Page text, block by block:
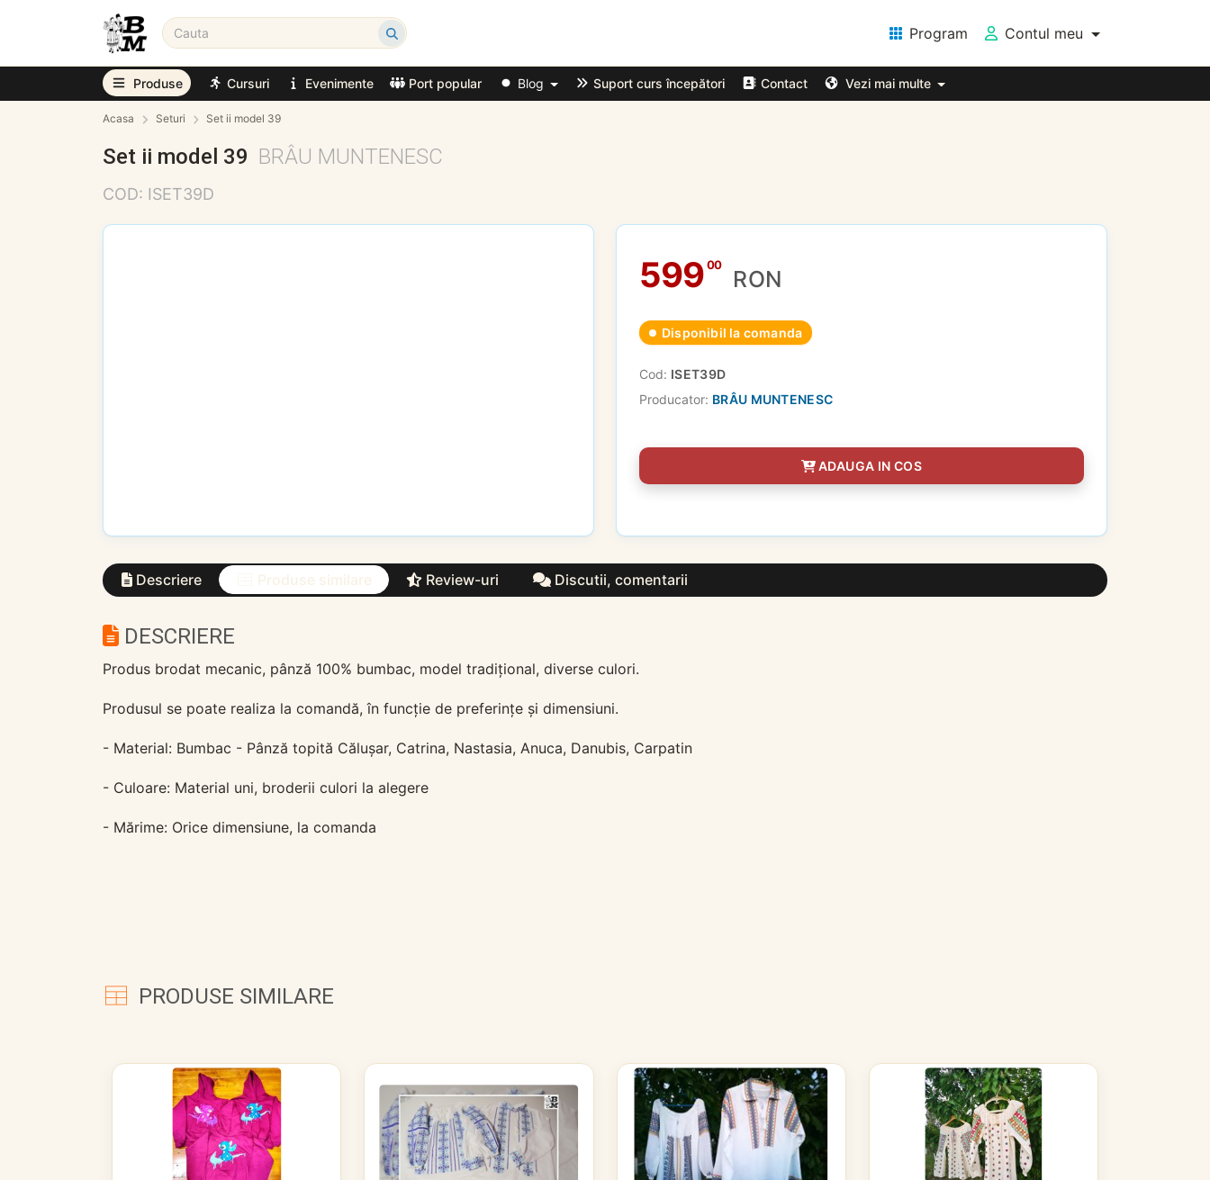
Program Contul meu
Produse Cursuri Evenimente Port popular Blog Suport curs începători Contact Vezi mai multe
Acasa Seturi Set ii model 39
Set ii model 39 BRÂU MUNTENESC
COD: ISET39D
59900
RON
Disponibil la comanda
Cod: ISET39D
Producator: BRÂU MUNTENESC
ADAUGA IN COS
Descriere Produse similare Review-uri Discutii, comentarii
DESCRIERE
Produs brodat mecanic, pânză 100% bumbac, model tradițional, diverse culori.
Produsul se poate realiza la comandă, în funcție de preferințe și dimensiuni.
- Material: Bumbac - Pânză topită Călușar, Catrina, Nastasia, Anuca, Danubis, Carpatin
- Culoare: Material uni, broderii culori la alegere
- Mărime: Orice dimensiune, la comanda
PRODUSE SIMILARE